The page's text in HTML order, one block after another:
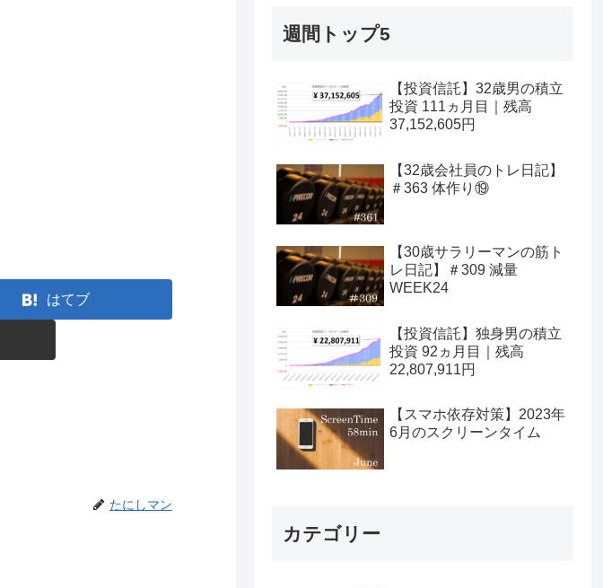
はてブ
たにしマン
週間トップ5
【投資信託】32歳男の積立
投資 111ヵ月目｜残高
37,152,605円
【32歳会社員のトレ日記】
＃363 体作り⑲
【30歳サラリーマンの筋ト
レ日記】＃309 減量
WEEK24
【投資信託】独身男の積立
投資 92ヵ月目｜残高
22,807,911円
【スマホ依存対策】2023年
6月のスクリーンタイム
カテゴリー